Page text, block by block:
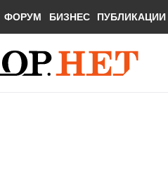
ФОРУМ БИЗНЕС ПУБЛИКАЦИИ